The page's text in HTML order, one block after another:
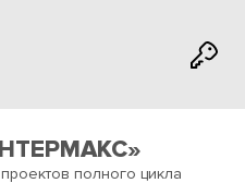
полного цикла